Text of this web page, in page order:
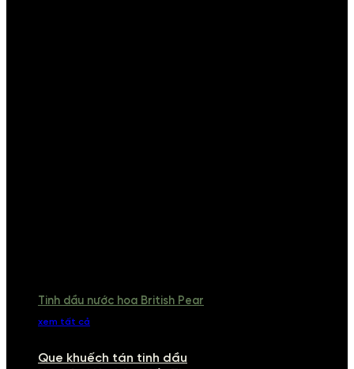
Tinh dầu nước hoa British Pear
xem tất cả
Que khuếch tán tinh dầu